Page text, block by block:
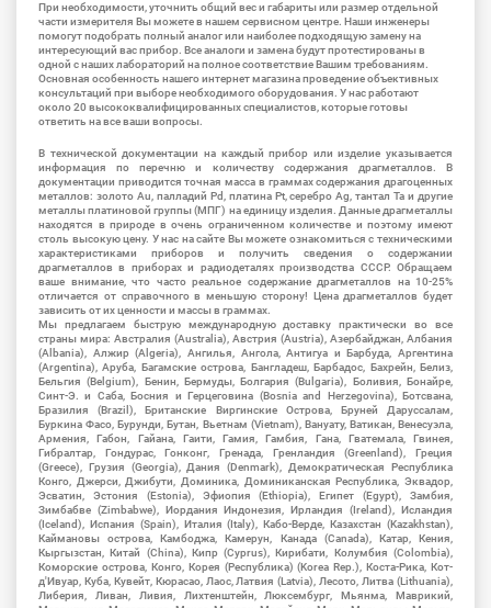
При необходимости, уточнить общий вес и габариты или размер отдельной
части измерителя Вы можете в нашем сервисном центре. Наши инженеры
помогут подобрать полный аналог или наиболее подходящую замену на
интересующий вас прибор. Все аналоги и замена будут протестированы в
одной с наших лабораторий на полное соответствие Вашим требованиям.
Основная особенность нашего интернет магазина проведение объективных
консультаций при выборе необходимого оборудования. У нас работают
около 20 высококвалифицированных специалистов, которые готовы
ответить на все ваши вопросы.
В технической документации на каждый прибор или изделие указывается
информация по перечню и количеству содержания драгметаллов. В
документации приводится точная масса в граммах содержания драгоценных
металлов: золото Au, палладий Pd, платина Pt, серебро Ag, тантал Ta и другие
металлы платиновой группы (МПГ) на единицу изделия. Данные драгметаллы
находятся в природе в очень ограниченном количестве и поэтому имеют
столь высокую цену. У нас на сайте Вы можете ознакомиться с техническими
характеристиками приборов и получить сведения о содержании
драгметаллов в приборах и радиодеталях производства СССР. Обращаем
ваше внимание, что часто реальное содержание драгметаллов на 10-25%
отличается от справочного в меньшую сторону! Цена драгметаллов будет
зависить от их ценности и массы в граммах.
Мы предлагаем быструю международную доставку практически во все
страны мира: Австралия (Australia), Австрия (Austria), Азербайджан, Албания
(Albania), Алжир (Algeria), Ангилья, Ангола, Антигуа и Барбуда, Аргентина
(Argentina), Аруба, Багамские острова, Бангладеш, Барбадос, Бахрейн, Белиз,
Бельгия (Belgium), Бенин, Бермуды, Болгария (Bulgaria), Боливия, Бонайре,
Синт-Э. и Саба, Босния и Герцеговина (Bosnia and Herzegovina), Ботсвана,
Бразилия (Brazil), Британские Виргинские Острова, Бруней Даруссалам,
Буркина Фасо, Бурунди, Бутан, Вьетнам (Vietnam), Вануату, Ватикан, Венесуэла,
Армения, Габон, Гайана, Гаити, Гамия, Гамбия, Гана, Гватемала, Гвинея,
Гибралтар, Гондурас, Гонконг, Гренада, Гренландия (Greenland), Греция
(Greece), Грузия (Georgia), Дания (Denmark), Демократическая Республика
Конго, Джерси, Джибути, Доминика, Доминиканская Республика, Эквадор,
Эсватин, Эстония (Estonia), Эфиопия (Ethiopia), Египет (Egypt), Замбия,
Зимбабве (Zimbabwe), Иордания Индонезия, Ирландия (Ireland), Исландия
(Iceland), Испания (Spain), Италия (Italy), Кабо-Верде, Казахстан (Kazakhstan),
Каймановы острова, Камбоджа, Камерун, Канада (Canada), Катар, Кения,
Кыргызстан, Китай (China), Кипр (Cyprus), Кирибати, Колумбия (Colombia),
Коморские острова, Конго, Корея (Республика) (Korea Rep.), Коста-Рика, Кот-
д'Ивуар, Куба, Кувейт, Кюрасао, Лаос, Латвия (Latvia), Лесото, Литва (Lithuania),
Либерия, Ливан, Ливия, Лихтенштейн, Люксембург, Мьянма, Маврикий,